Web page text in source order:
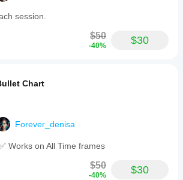
session.
$50
-40% $30
Chart
Forever_denisa
Works on All Time frames
$50
-40% $30